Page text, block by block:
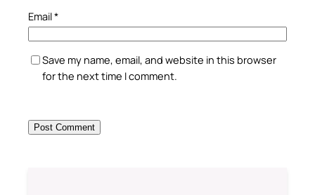
Email*
Save my name, email, and website in this browser
for the next time I comment.